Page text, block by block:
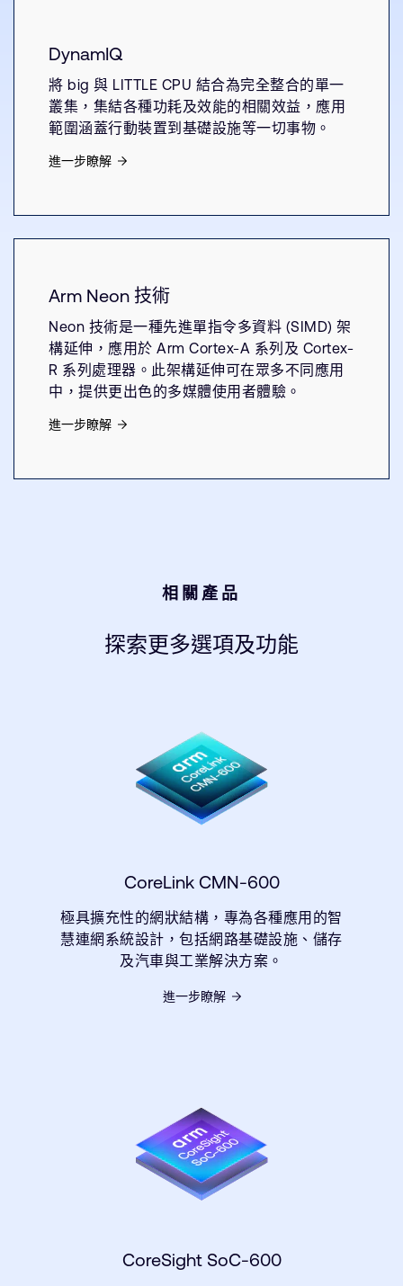
DynamIQ
將 big 與 LITTLE CPU 結合為完全整合的單一
叢集，集結各種功耗及效能的相關效益，應用
範圍涵蓋行動裝置到基礎設施等一切事物。
進一步瞭解
Arm Neon 技術
Neon 技術是一種先進單指令多資料 (SIMD) 架
構延伸，應用於 Arm Cortex-A 系列及 Cortex-
R 系列處理器。此架構延伸可在眾多不同應用
中，提供更出色的多媒體使用者體驗。
進一步瞭解
相關產品
探索更多選項及功能
CoreLink CMN-600
極具擴充性的網狀結構，專為各種應用的智
慧連網系統設計，包括網路基礎設施、儲存
及汽車與工業解決方案。
進一步瞭解
CoreSight SoC-600